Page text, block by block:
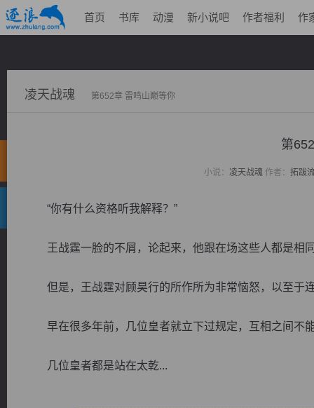
首页 书库 动漫 新小说吧 作者福利 作
凌天战魂 第652章 雷鸣山巅等你
第
小说： 凌天战魂作者： 拓跋
“你有什么资格听我解释？”
王战霆一脸的不屑，论起来，他跟在场这些人都是相
但是，王战霆对顾昊行的所作所为非常恼怒，以至于
早在很多年前，几位皇者就立下过规定，互相之间不
几位皇者都是站在太乾...